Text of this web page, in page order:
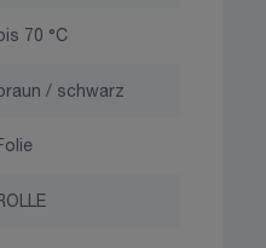
70 °C
/ schwarz